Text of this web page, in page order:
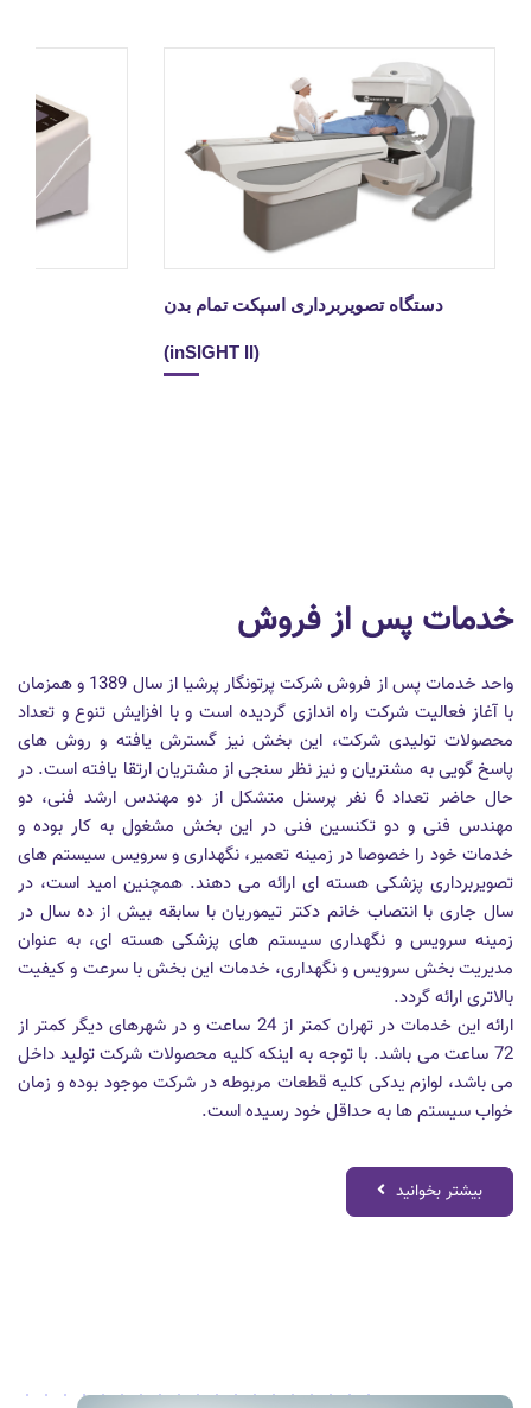
دستگاه تصویربرداری اسپکت تمام بدن
(inSIGHT II)
خدمات پس از فروش
واحد خدمات پس از فروش شرکت پرتونگار پرشیا از سال 1389 و همزمان
با آغاز فعالیت شرکت راه اندازی گردیده است و با افزایش تنوع و تعداد
محصولات تولیدی شرکت، این بخش نیز گسترش یافته و روش های
پاسخ گویی به مشتریان و نیز نظر سنجی از مشتریان ارتقا یافته است. در
حال حاضر تعداد 6 نفر پرسنل متشکل از دو مهندس ارشد فنی، دو
مهندس فنی و دو تکنسین فنی در این بخش مشغول به کار بوده و
خدمات خود را خصوصا در زمینه تعمیر، نگهداری و سرویس سیستم های
تصویربرداری پزشکی هسته ای ارائه می دهند. همچنین امید است، در
سال جاری با انتصاب خانم دکتر تیموریان با سابقه بیش از ده سال در
زمینه سرویس و نگهداری سیستم های پزشکی هسته ای، به عنوان
مدیریت بخش سرویس و نگهداری، خدمات این بخش با سرعت و کیفیت
بالاتری ارائه گردد.
ارائه این خدمات در تهران کمتر از 24 ساعت و در شهرهای دیگر کمتر از
72 ساعت می باشد. با توجه به اینکه کلیه محصولات شرکت تولید داخل
می باشد، لوازم یدکی کلیه قطعات مربوطه در شرکت موجود بوده و زمان
خواب سیستم ها به حداقل خود رسیده است.
بیشتر بخوانید